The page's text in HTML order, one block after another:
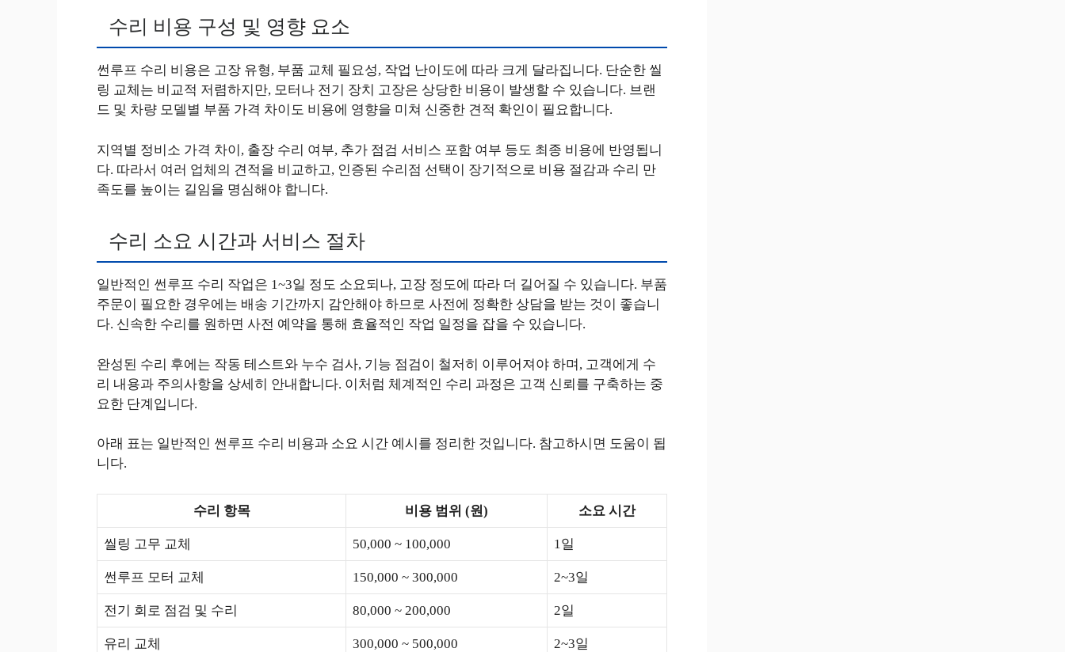
수리 비용 구성 및 영향 요소
썬루프 수리 비용은 고장 유형, 부품 교체 필요성, 작업 난이도에 따라 크게 달라집니다. 단순한 씰
링 교체는 비교적 저렴하지만, 모터나 전기 장치 고장은 상당한 비용이 발생할 수 있습니다. 브랜
드 및 차량 모델별 부품 가격 차이도 비용에 영향을 미쳐 신중한 견적 확인이 필요합니다.
지역별 정비소 가격 차이, 출장 수리 여부, 추가 점검 서비스 포함 여부 등도 최종 비용에 반영됩니
다. 따라서 여러 업체의 견적을 비교하고, 인증된 수리점 선택이 장기적으로 비용 절감과 수리 만
족도를 높이는 길임을 명심해야 합니다.
수리 소요 시간과 서비스 절차
일반적인 썬루프 수리 작업은 1~3일 정도 소요되나, 고장 정도에 따라 더 길어질 수 있습니다. 부품
주문이 필요한 경우에는 배송 기간까지 감안해야 하므로 사전에 정확한 상담을 받는 것이 좋습니
다. 신속한 수리를 원하면 사전 예약을 통해 효율적인 작업 일정을 잡을 수 있습니다.
완성된 수리 후에는 작동 테스트와 누수 검사, 기능 점검이 철저히 이루어져야 하며, 고객에게 수
리 내용과 주의사항을 상세히 안내합니다. 이처럼 체계적인 수리 과정은 고객 신뢰를 구축하는 중
요한 단계입니다.
아래 표는 일반적인 썬루프 수리 비용과 소요 시간 예시를 정리한 것입니다. 참고하시면 도움이 됩
니다.
수리 항목 비용 범위 (원) 소요 시간
씰링 고무 교체 50,000 ~ 100,000 1일
썬루프 모터 교체 150,000 ~ 300,000 2~3일
전기 회로 점검 및 수리 80,000 ~ 200,000 2일
유리 교체 300,000 ~ 500,000 2~3일